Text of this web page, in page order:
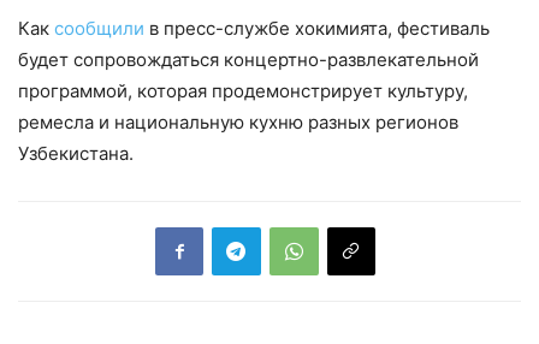
Как сообщили в пресс-службе хокимията, фестиваль
будет сопровождаться концертно-развлекательной
программой, которая продемонстрирует культуру,
ремесла и национальную кухню разных регионов
Узбекистана.